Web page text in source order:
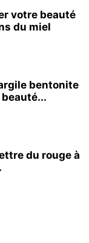
votre beauté
du miel
bentonite
du rouge à